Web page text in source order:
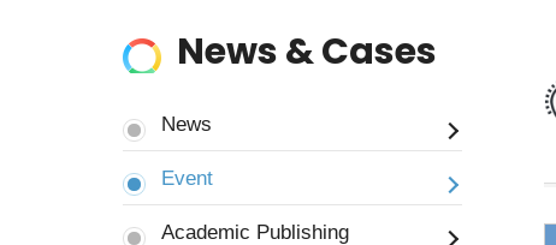
News & Cases
News
Event
Academic Publishing